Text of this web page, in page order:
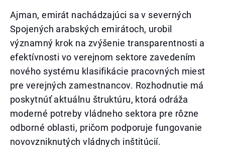
Ajman, emirát nachádzajúci sa v severných
Spojených arabských emirátoch, urobil
významný krok na zvýšenie transparentnosti a
efektívnosti vo verejnom sektore zavedením
nového systému klasifikácie pracovných miest
pre verejných zamestnancov. Rozhodnutie má
poskytnúť aktuálnu štruktúru, ktorá odráža
moderné potreby vládneho sektora pre rôzne
odborné oblasti, pričom podporuje fungovanie
novovzniknutých vládnych inštitúcií.